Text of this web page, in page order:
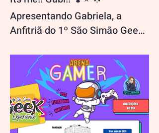
Apresentando Gabriela, a
Anfitriã do 1º São Simão Geek
todos os cantos! Meu nome é Gabriela,
mas podem me chamar de Gabi 🍄⭐️.
Tenho 19 anos e sou a...